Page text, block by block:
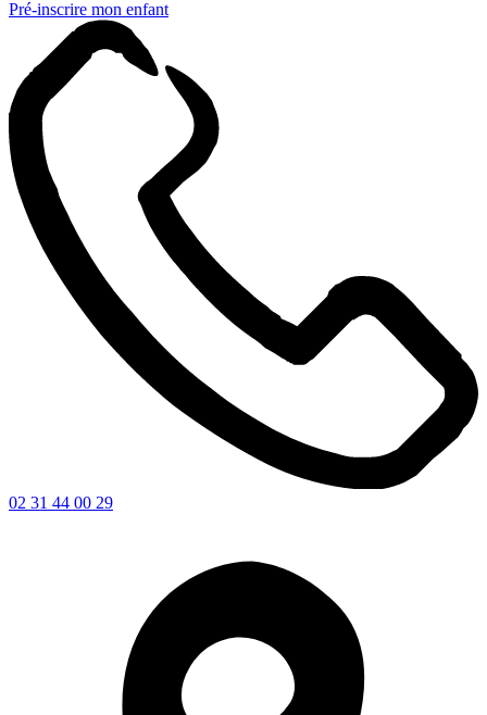
Pré-inscrire mon enfant
02 31 44 00 29